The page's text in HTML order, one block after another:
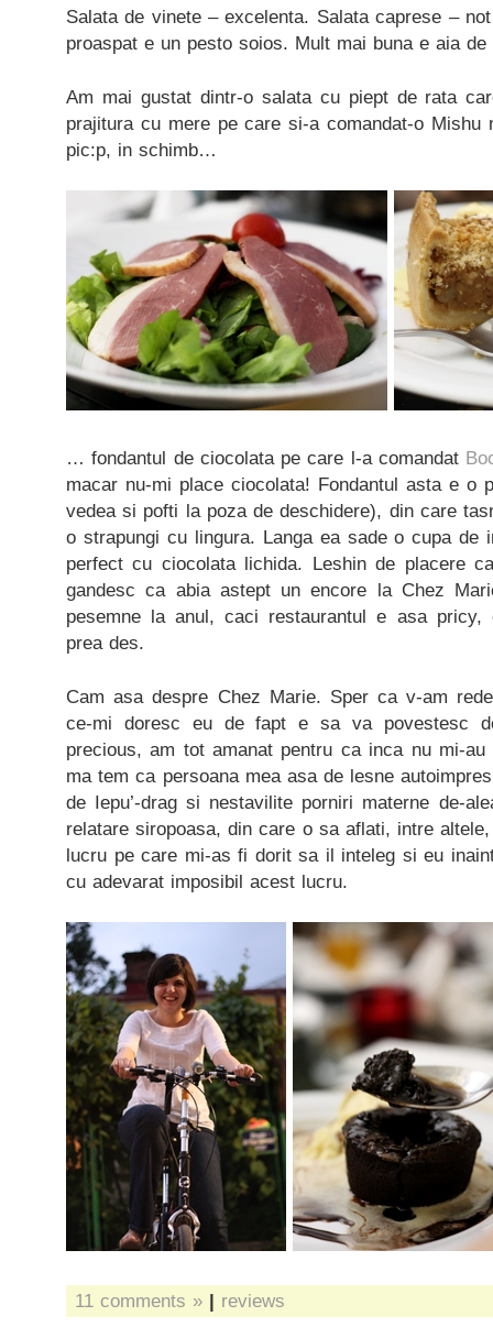
Salata de vinete – excelenta. Salata caprese –
proaspat e un pesto soios. Mult mai buna e aia de
Am mai gustat dintr-o salata cu piept de rata
prajitura cu mere pe care si-a comandat-o Mishu
pic:p, in schimb…
… fondantul de ciocolata pe care l-a comandat
macar nu-mi place ciocolata! Fondantul asta e o
vedea si pofti la poza de deschidere), din care
o strapungi cu lingura. Langa ea sade o cupa de
perfect cu ciocolata lichida. Leshin de placere
gandesc ca abia astept un encore la Chez
pesemne la anul, caci restaurantul e asa
prea des.
Cam asa despre Chez Marie. Sper ca v-am
ce-mi doresc eu de fapt e sa va povestesc
precious, am tot amanat pentru ca inca nu mi-
ma tem ca persoana mea asa de lesne
de Iepu’-drag si nestavilite porniri materne de-
relatare siropoasa, din care o sa aflati, intre
lucru pe care mi-as fi dorit sa il inteleg si eu
cu adevarat imposibil acest lucru.
11 comments » | reviews